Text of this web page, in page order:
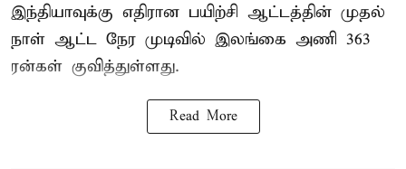
இந்தியாவுக்கு எதிரான பயிற்சி ஆட்டத்தின் முதல்
நாள் ஆட்ட நேர முடிவில் இலங்கை அணி 363
ரன்கள் குவித்துள்ளது.
Read More